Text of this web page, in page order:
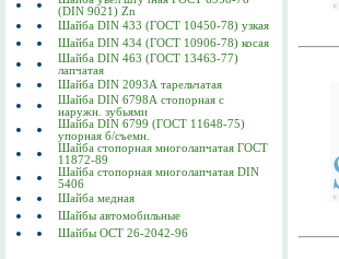
(DIN 9021) Zn
Шайба DIN 433 (ГОСТ 10450-78) узкая
Шайба DIN 434 (ГОСТ 10906-78) косая
Шайба DIN 463 (ГОСТ 13463-77)
лапчатая
Шайба DIN 2093А тарельчатая
Шайба DIN 6798А стопорная с
наружн. зубьями
Шайба DIN 6799 (ГОСТ 11648-75)
упорная б/съемн.
Шайба стопорная многолапчатая ГОСТ
11872-89
Шайба стопорная многолапчатая DIN
5406
Шайба медная
Шайбы автомобильные
Шайбы ОСТ 26-2042-96